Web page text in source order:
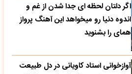
اگر دلتان لحظه ای جدا شدن از غم و
اندوه دنیا رو میخواهد این آهنگ پرواز
همای را بشنوید
آوازخوانی استاد کاویانی در دل طبیعت